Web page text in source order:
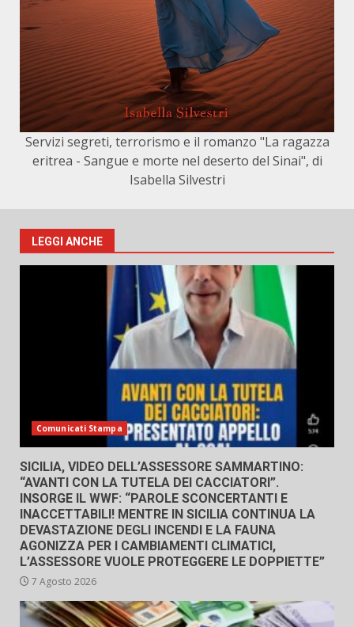
Servizi segreti, terrorismo e il romanzo "La ragazza
eritrea - Sangue e morte nel deserto del Sinai", di
Isabella Silvestri
LEGGI ANCHE
Comunicati Stampa
SICILIA, VIDEO DELL’ASSESSORE SAMMARTINO:
“AVANTI CON LA TUTELA DEI CACCIATORI”.
INSORGE IL WWF: “PAROLE SCONCERTANTI E
INACCETTABILI! MENTRE IN SICILIA CONTINUA LA
DEVASTAZIONE DEGLI INCENDI E LA FAUNA
AGONIZZA PER I CAMBIAMENTI CLIMATICI,
L’ASSESSORE VUOLE PROTEGGERE LE DOPPIETTE”
7 Agosto 2026